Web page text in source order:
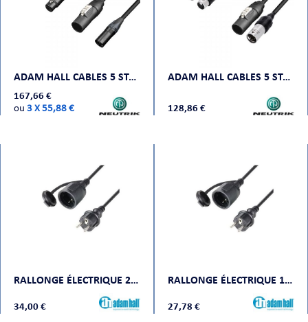
ADAM HALL CABLES 5 STAR H TCON 5D 1000
167,66 €
ou 3 X 55,88 €
ADAM HALL CABLES 5 STAR H TCON 5D 0300 IP65
128,86 €
RALLONGE ÉLECTRIQUE 20M IP44
34,00 €
RALLONGE ÉLECTRIQUE 10M IP44
27,78 €